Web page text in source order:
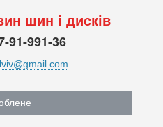
шин і дисків
91-991-36